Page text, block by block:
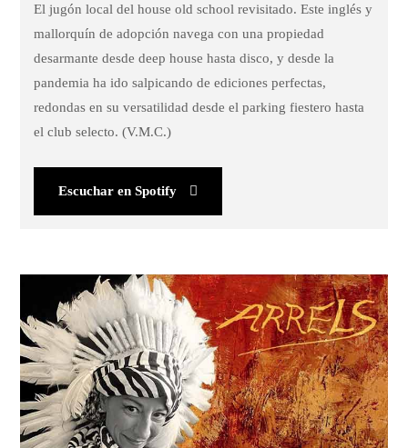
El jugón local del house old school revisitado. Este inglés y
mallorquín de adopción navega con una propiedad
desarmante desde deep house hasta disco, y desde la
pandemia ha ido salpicando de ediciones perfectas,
redondas en su versatilidad desde el parking fiestero hasta
el club selecto. (V.M.C.)
Escuchar en Spotify